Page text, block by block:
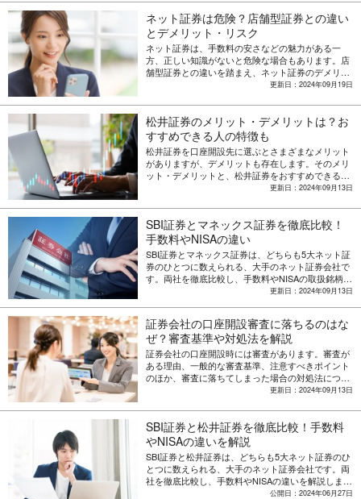
ネット証券は危険？店舗型証券との違い
とデメリット・リスク
ネット証券は、手数料の安さなどの魅力がある一
方、正しい知識がないと危険な場合もあります。店
舗型証券との違いを踏まえ、ネット証券のデメリッ
更新日：2024年09月19日
松井証券のメリット・デメリットは？お
すすめできる人の特徴も
松井証券を口座開設先に選ぶとさまざまなメリット
がありますが、デメリットも存在します。そのメリ
ット・デメリットと、松井証券をおすすめできる人
更新日：2024年09月13日
SBI証券とマネックス証券を徹底比較！
手数料やNISAの違い
SBI証券とマネックス証券は、どちらも5大ネット証
券のひとつに数えられる、大手のネット証券会社で
す。両社を徹底比較し、手数料やNISAの取扱銘柄数
更新日：2024年09月13日
証券会社の口座開設審査に落ちるのはな
ぜ？審査基準や対処法を解説
証券会社の口座開設時には審査があります。審査が
ある理由、一般的な審査基準、注意すべきポイント
のほか、審査に落ちてしまった場合の対処法につい
更新日：2024年09月13日
SBI証券と松井証券を徹底比較！手数料
やNISAの違いを解説
SBI証券と松井証券は、どちらも5大ネット証券のひ
とつに数えられる、大手のネット証券会社です。両
社を徹底比較し、手数料やNISAの違いを解説しま
公開日：2024年06月27日